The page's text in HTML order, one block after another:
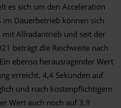
es sich um den Acceleration
im Dauerbetrieb können sich
mit Allradantrieb und seit der
beträgt die Reichweite nach
ebenso herausragender Wert
erreicht. 4,4 Sekunden auf
und nach kostenpflichtigem
Wert auch noch auf 3,9